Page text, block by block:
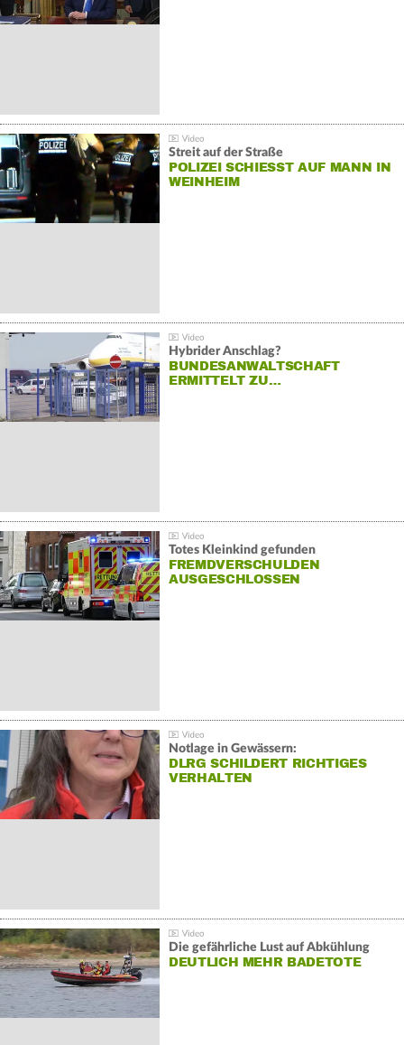
Streit auf der Straße
POLIZEI SCHIESST AUF MANN IN W
EINHEIM
Hybrider Anschlag?
BUNDESANWALTSCHAFT
ERMITTELT ZU…
Totes Kleinkind gefunden
FREMDVERSCHULDEN
AUSGESCHLOSSEN
Notlage in Gewässern:
DLRG SCHILDERT RICHTIGES
VERHALTEN
Die gefährliche Lust auf Abkühlung
DEUTLICH MEHR BADETOTE